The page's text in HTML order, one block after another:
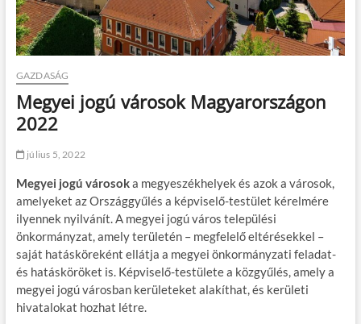
GAZDASÁG
Megyei jogú városok Magyarországon
2022
július 5, 2022
Megyei jogú városoka megyeszékhelyek és azok a városok,
amelyeket az Országgyűlés a képviselő-testület kérelmére
ilyennek nyilvánít. A megyei jogú város települési
önkormányzat, amely területén – megfelelő eltérésekkel –
saját hatásköreként ellátja a megyei önkormányzati feladat-
és hatásköröket is. Képviselő-testülete a közgyűlés, amely a
megyei jogú városban kerületeket alakíthat, és kerületi
hivatalokat hozhat létre.